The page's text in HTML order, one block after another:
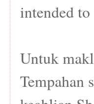
intended to
Untuk
Tempahan